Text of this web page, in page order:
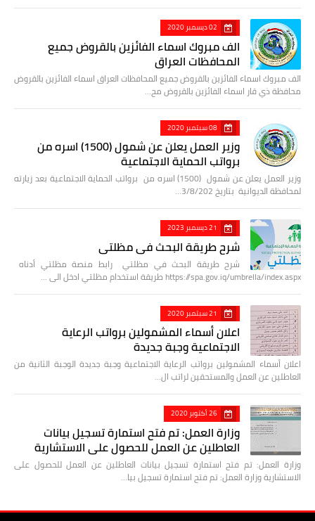
02 ديسمبر 2020
الف مبروك اسماء الفائزين بالقروض جميع
المحافظات العراق
الف مبروك اسماء الفائزين بالقروض جميع المحافظات العراق اسماء الفائزين بالقروض
محافظة ذي قار اسماء الفائزين بالقروض مح…
08 سبتمبر 2020
وزير العمل يعلن عن شمول (1500) اسره من
برواتب الحماية الاجتماعية
وزير العمل يعلن عن شمول (1500) اسره من برواتب الحماية الاجتماعية بعد زيارته
لمحافظة الديوانية بتاريخ 3/8/202…
21 ديسمبر 2023
شرح طريقة البحث في مظلتي
شرح طريقة البحث في مظلتي رابط منصة مظلتي أدناه
https://spa.gov.iq/umbrella/index.aspx طريقة استخدام مظلتي ادخل الى …
21 سبتمبر 2020
اعلان أسماء المشمولين برواتب الرعاية
الاجتماعية وجبة جديدة
اعلان أسماء المشمولين برواتب الرعاية الاجتماعية وجبة جديدة الوجبة الثانية من
العاطلين عن العمل والمستحقين لراتب ال…
26 أكتوبر 2020
وزارة العمل: تم فتح استمارة تسجيل بيانات
العاطلين عن العمل للحصول على الاستشارية
وزارة العمل: تم فتح استمارة تسجيل بيانات العاطلين عن العمل للحصول على
الاستشارية وزارة العمل: تم فتح استمارة تسجيل بيا…